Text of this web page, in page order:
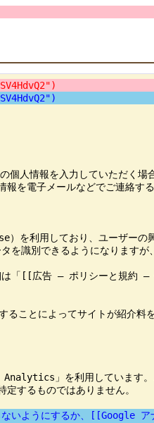
人情報を入力していただく場
を電子メールなどでご連絡す
を利用しており、ユーザーの
識別できるようになりますが
細は「[[広告 – ポリシー
ことによってサイトが紹介料
」を利用しています
するものではありません。
しないようにするか、